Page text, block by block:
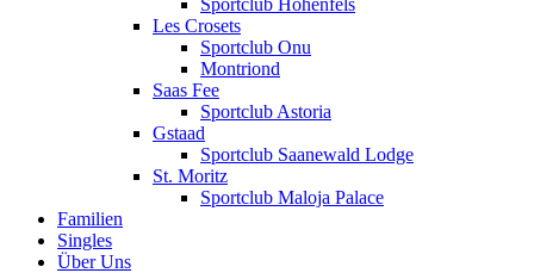
Sportclub Hohenfels
Les Crosets
Sportclub Onu
Montriond
Saas Fee
Sportclub Astoria
Gstaad
Sportclub Saanewald Lodge
St. Moritz
Sportclub Maloja Palace
Familien
Singles
Über Uns